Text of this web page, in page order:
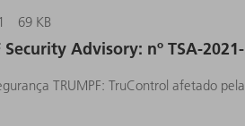
69 KB
Security Advisory: nº TSA-
TRUMPF: TruControl afetado